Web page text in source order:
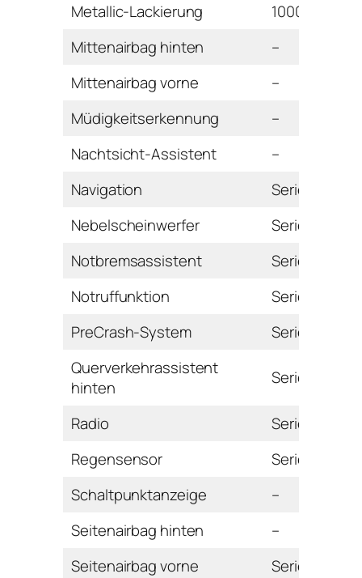
Metallic-Lackierung
1000 Euro
Mittenairbag hinten
–
Mittenairbag vorne
–
Müdigkeitserkennung
–
Nachtsicht-Assistent
–
Navigation
Serie
Nebelscheinwerfer
Serie
Notbremsassistent
Serie
Notruffunktion
Serie
PreCrash-System
Serie
Querverkehrassistent
hinten
Serie
Radio
Serie
Regensensor
Serie
Schaltpunktanzeige
–
Seitenairbag hinten
–
Seitenairbag vorne
Serie